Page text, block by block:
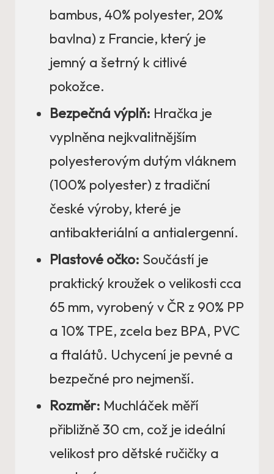
bambus, 40% polyester, 20%
bavlna) z Francie, který je
jemný a šetrný k citlivé
pokožce.
Bezpečná výplň: Hračka je
vyplněna nejkvalitnějším
polyesterovým dutým vláknem
(100% polyester) z tradiční
české výroby, které je
antibakteriální a antialergenní.
Plastové očko: Součástí je
praktický kroužek o velikosti cca
65 mm, vyrobený v ČR z 90% PP
a 10% TPE, zcela bez BPA, PVC
a ftalátů. Uchycení je pevné a
bezpečné pro nejmenší.
Rozměr: Muchláček měří
přibližně 30 cm, což je ideální
velikost pro dětské ručičky a